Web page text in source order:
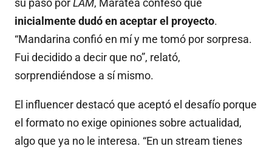
su paso porLAM, Maratea confesó que
inicialmente dudó en aceptar el proyecto.
“Mandarina confió en mí y me tomó por sorpresa.
Fui decidido a decir que no”, relató,
sorprendiéndose a sí mismo.
El influencer destacó que aceptó el desafío porque
el formato no exige opiniones sobre actualidad,
algo que ya no le interesa. “En un stream tienes